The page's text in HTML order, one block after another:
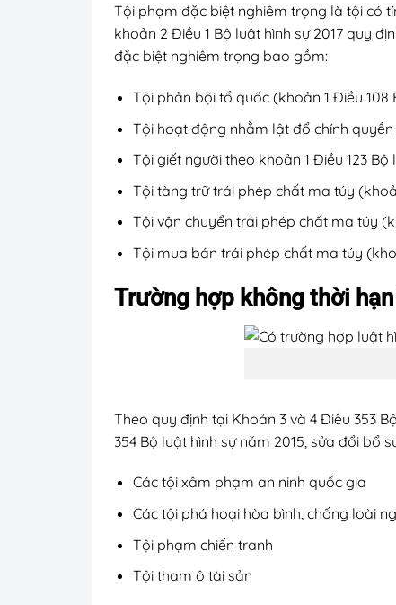
Tội phạm đặc biệt nghiêm trọng là tội có
khoản 2 Điều 1 Bộ luật hình sự 2017 quy
đặc biệt nghiêm trọng bao gồm:
Tội phản bội tổ quốc (khoản 1 Điều 108
Tội hoạt động nhằm lật đổ chính
Tội giết người theo khoản 1 Điều 123 Bộ
Tội tàng trữ trái phép chất ma túy
Tội vận chuyển trái phép chất ma túy
Tội mua bán trái phép chất ma túy
Trường hợp không thời
Theo quy định tại Khoản 3 và 4 Điều 353
354 Bộ luật hình sự năm 2015, sửa đổi bổ
Các tội xâm phạm an ninh quốc gia
Các tội phá hoại hòa bình, chống loài
Tội phạm chiến tranh
Tội tham ô tài sản